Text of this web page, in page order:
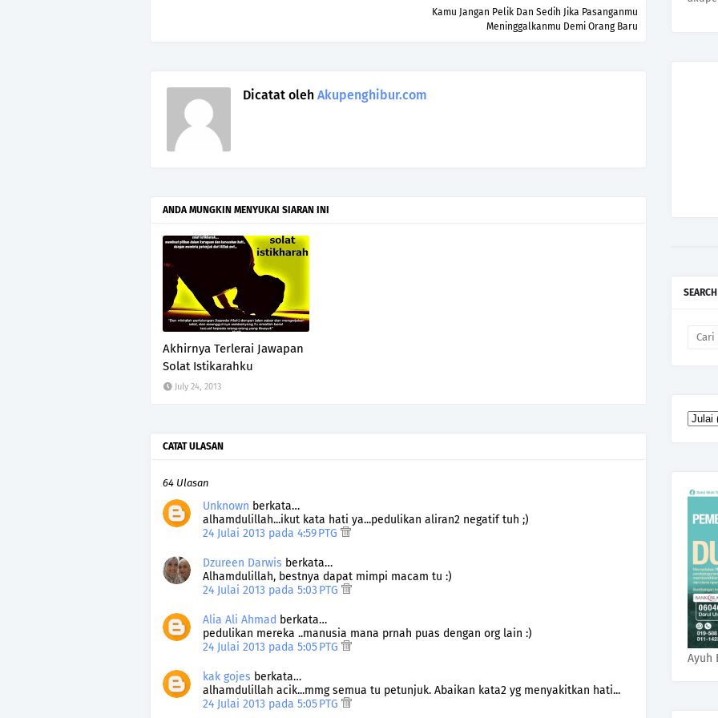
Kamu Jangan Pelik Dan Sedih Jika Pasanganmu
Meninggalkanmu Demi Orang Baru
Dicatat oleh Akupenghibur.com
ANDA MUNGKIN MENYUKAI SIARAN INI
Akhirnya Terlerai Jawapan
Solat Istikarahku
July 24, 2013
CATAT ULASAN
64 Ulasan
Unknown berkata…
alhamdulillah...ikut kata hati ya...pedulikan aliran2 negatif tuh ;)
24 Julai 2013 pada 4:59 PTG
Dzureen Darwis berkata…
Alhamdulillah, bestnya dapat mimpi macam tu :)
24 Julai 2013 pada 5:03 PTG
Alia Ali Ahmad berkata…
pedulikan mereka ..manusia mana prnah puas dengan org lain :)
24 Julai 2013 pada 5:05 PTG
kak gojes berkata…
alhamdulillah acik...mmg semua tu petunjuk. Abaikan kata2 yg menyakitkan hati...
24 Julai 2013 pada 5:05 PTG
Ayuh